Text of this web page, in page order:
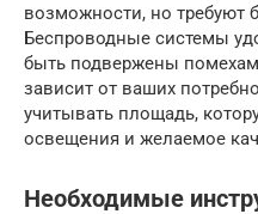
возможности, но требуют
Беспроводные системы
быть подвержены
зависит от ваших
учитывать площадь,
освещения и желаемое
Необходимые